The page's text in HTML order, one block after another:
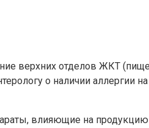
верхних отделов ЖКТ
о наличии аллергии
влияющие на